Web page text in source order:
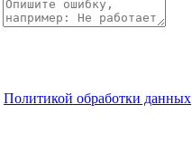
Политикой обработки данных